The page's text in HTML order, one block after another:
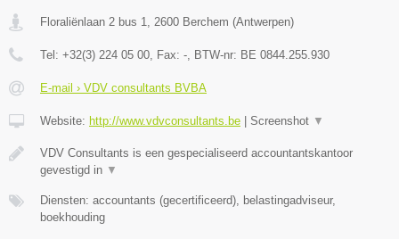
Floraliënlaan 2 bus 1 2600 Berchem (Antwerpen)
Tel: +32(3) 224 05 00 , Fax: - , BTW-nr: BE 0844.255.930
E-mail › VDV consultants BVBA
Website: http://www.vdvconsultants.be | Screenshot ▼
VDV Consultants is een gespecialiseerd accountantskantoor
gevestigd in ▼
Diensten: accountants (gecertificeerd), belastingadviseur,
boekhouding